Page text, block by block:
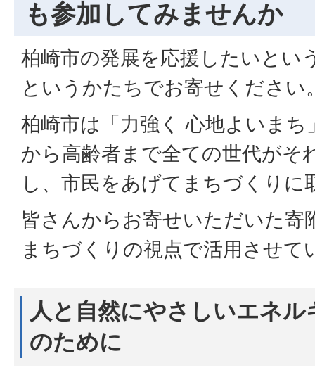
も参加してみませんか
柏崎市の発展を応援したいとい
というかたちでお寄せください
柏崎市は「力強く 心地よいま
から高齢者まで全ての世代がそ
し、市民をあげてまちづくりに
皆さんからお寄せいただいた寄
まちづくりの視点で活用させて
人と自然にやさしいエネ
のために